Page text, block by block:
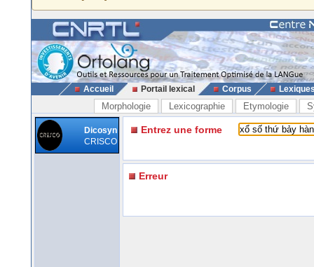
Accueil Portail lexical Corpus
Morphologie Lexicographie Etymologie
Dicosyn
CRISCO
Entrez une forme
Erreur